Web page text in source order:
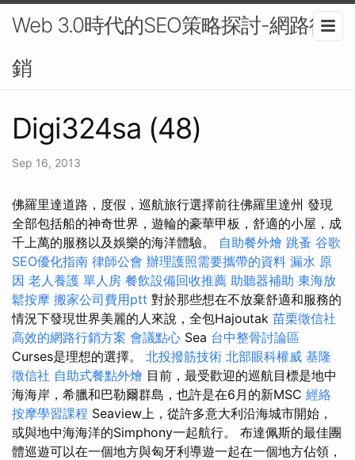
Web 3.0時代的SEO策略探討-網路行
銷
Digi324sa (48)
Sep 16, 2013
佛羅里達道路，度假，巡航旅行選擇前往佛羅里達州 發現
全部包括船的神奇世界，遊輪的豪華甲板，舒適的小屋，成
千上萬的服務以及娛樂的海洋體驗。 自助餐外燴 跳蚤 谷歌
SEO優化指南 律師公會 辦理護照需要攜帶的資料 漏水 原
因 老人養護 單人房 餐飲設備回收推薦 助聽器補助 東海放
鬆按摩 搬家公司費用ptt 對於那些想在不放棄舒適和服務的
情況下發現世界美麗的人來說，全包Hajoutak 苗栗徵信社
高效的網路行銷方案 會議點心 Sea 台中整骨討論區
Curses是理想的選擇。 北投撥筋技術 北部眼科權威 基隆
徵信社 自助式餐點外燴 目前，最受歡迎的巡航目標是地中
海海岸，希臘和巴勒爾群島，也許是在6月的新MSC 經絡
按摩學習課程 Seaview上，從許多意大利沿海城市開始，
或與地中海海洋的Simphony一起航行。 布達佩斯的最佳團
體巡遊可以在一個地方與匈牙利導遊一起在一個地方佔領，